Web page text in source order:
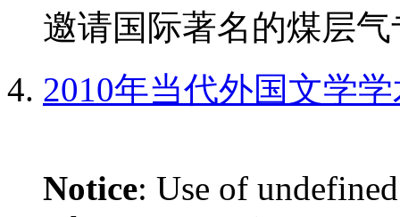
邀请国际著名的煤层
2010年当代外国文学
Notice: Use of